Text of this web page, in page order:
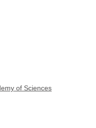
of Sciences